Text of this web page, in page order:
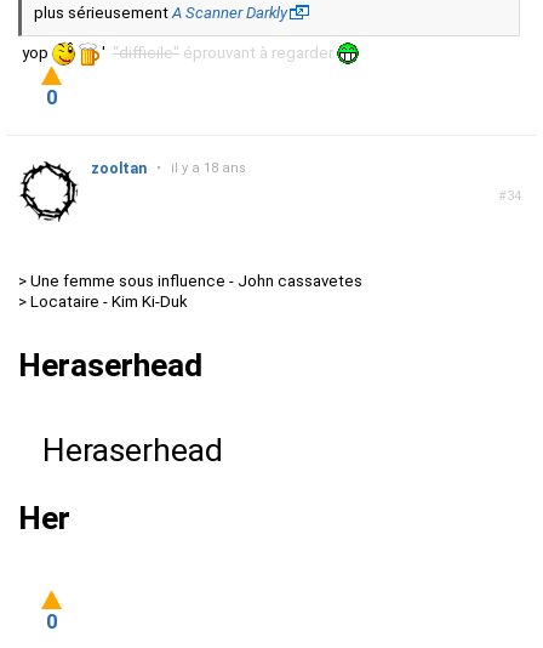
plus sérieusementA Scanner Darkly
yop ' "difficile" éprouvant à regarder
0
#34
zooltan • il y a 18 ans
> Une femme sous influence - John cassavetes
> Locataire - Kim Ki-Duk
Heraserhead
Heraserhead
Her
0